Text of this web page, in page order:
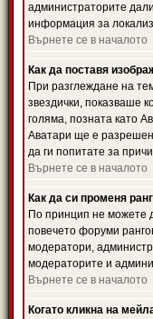
администраторите
информация за
Върнете се в началото
Как да поставя
При разглеждане на
звездички, показваше
голяма, позната като
Аватари ще е
да ги попитате за
Върнете се в началото
Как да си променя
По принцип не можете
повечето форуми
модератори,
модераторите и
Върнете се в началото
Когато кликна на